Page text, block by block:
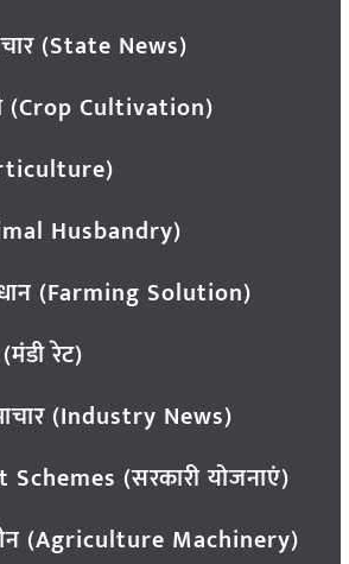
(State News)
Cultivation)
Husbandry)
(Farming Solution)
रेट)
(Industry News)
(सरकारी योजनाएं)
(Agriculture Machinery)